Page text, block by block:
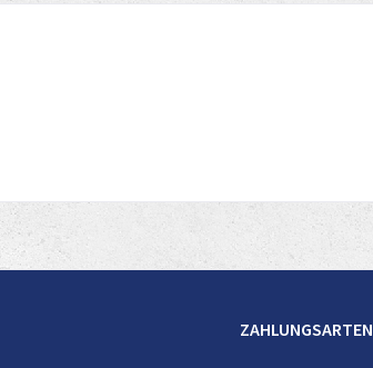
ZAHLUNGSARTEN